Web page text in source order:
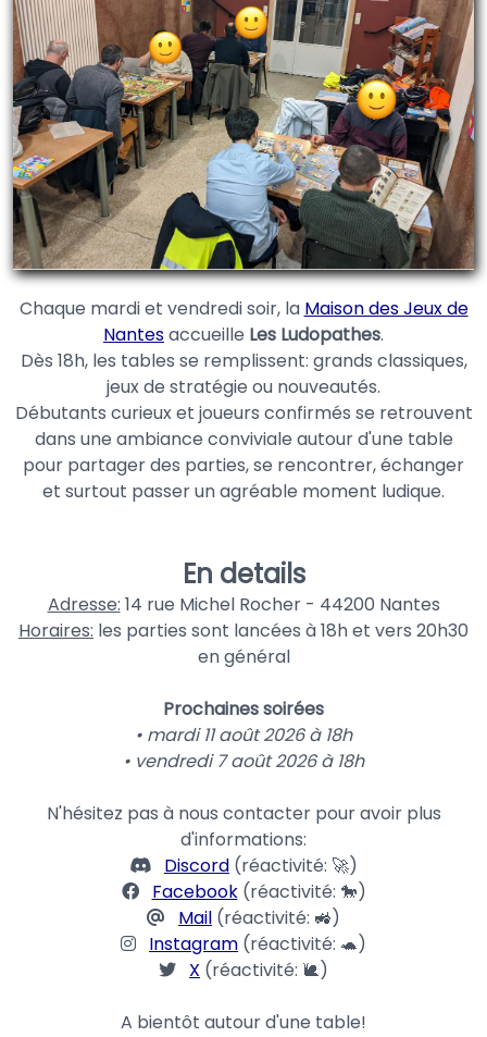
Chaque mardi et vendredi soir, la Maison des Jeux de
Nantesaccueille Les Ludopathes.
Dès 18h, les tables se remplissent: grands classiques,
jeux de stratégie ou nouveautés.
Débutants curieux et joueurs confirmés se retrouvent
dans une ambiance conviviale autour d'une table
pour partager des parties, se rencontrer, échanger
et surtout passer un agréable moment ludique.
En details
Adresse: 14 rue Michel Rocher - 44200 Nantes
Horaires: les parties sont lancées à 18h et vers 20h30
en général
Prochaines soirées
• mardi 11 août 2026 à 18h
• vendredi 7 août 2026 à 18h
N'hésitez pas à nous contacter pour avoir plus
d'informations:
Discord (réactivité: 🚀)
Facebook(réactivité: 🐎)
Mail (réactivité: 🚜)
Instagram (réactivité: 🐢)
X (réactivité: 🐌)
A bientôt autour d'une table!